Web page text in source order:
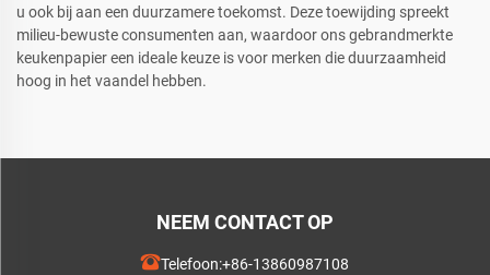
u ook bij aan een duurzamere toekomst. Deze toewijding spreekt
milieu-bewuste consumenten aan, waardoor ons gebrandmerkte
keukenpapier een ideale keuze is voor merken die duurzaamheid
hoog in het vaandel hebben.
NEEM CONTACT OP
Telefoon:+86-13860987108